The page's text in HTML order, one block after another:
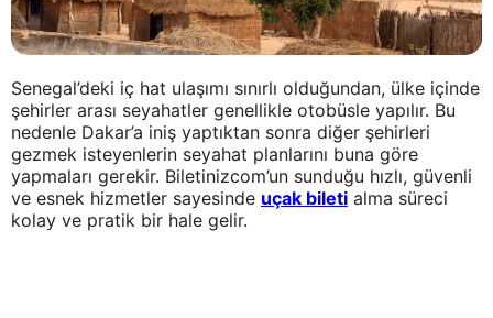
Senegal’deki iç hat ulaşımı sınırlı olduğundan, ülke içinde
şehirler arası seyahatler genellikle otobüsle yapılır. Bu
nedenle Dakar’a iniş yaptıktan sonra diğer şehirleri
gezmek isteyenlerin seyahat planlarını buna göre
yapmaları gerekir. Biletinizcom’un sunduğu hızlı, güvenli
ve esnek hizmetler sayesinde uçak bileti alma süreci
kolay ve pratik bir hale gelir.